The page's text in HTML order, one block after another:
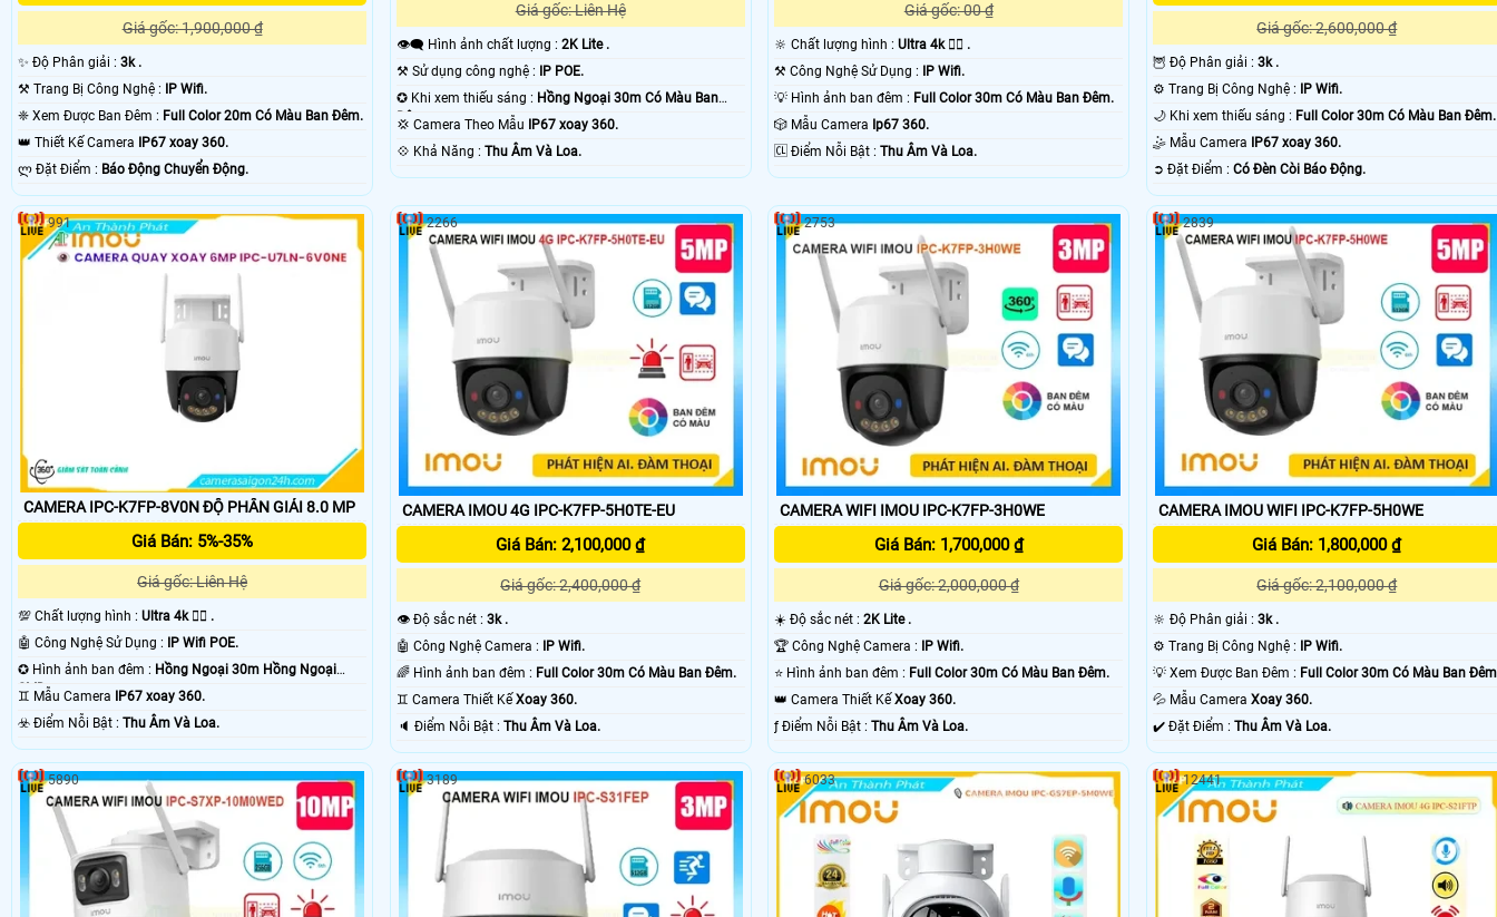
Giá gốc: 1,900,000 ₫
✨ Độ Phân giải : 3k .
⚒ Trang Bị Công Nghệ :
IP Wifi.
❈ Xem Được Ban Đêm : Full Color 20m Có Màu Ban Ðêm.
👑 Thiết Kế Camera
IP67 xoay 360.
️ლ Đặt Điểm : Báo Động Chuyển Động.
Giá gốc: Liên Hệ
👁️‍🗨 Hình ảnh chất lượng : 2K Lite .
⚒ Sử dụng công nghệ :
IP POE.
✪ Khi xem thiếu sáng : Hồng Ngoại 30m Có Màu Ban
Ðêm.💢 Camera Theo Mẫu
IP67 xoay 360.
️💠 Khả Năng : Thu Âm Và Loa.
Giá gốc: 00 ₫
🔆 Chất lượng hình :Ultra 4k 👍🏾 .
⚒ Công Nghệ Sử Dụng :
IP Wifi.
💡 Hình ảnh ban đêm : Full Color 30m Có Màu Ban Ðêm.
🎲 Mẫu Camera Ip67 360.
️🆑 Điểm Nỗi Bật :Thu Âm Và Loa.
Giá gốc: 2,600,000 ₫
🦉 Độ Phân giải : 3k .
⚙ Trang Bị Công Nghệ :
IP Wifi.
🌙 Khi xem thiếu sáng : Full Color 30m Có Màu Ban Ðêm.
🤹 Mẫu Camera
IP67 xoay 360.
️➲ Đặt Điểm : Có Ðèn Còi Báo Động.
CAMERA IPC-K7FP-8V0N ĐỘ PHÂN GIẢI 8.0 MP
Giá Bán: 5%-35%
Giá gốc: Liên Hệ
💯 Chất lượng hình : Ultra 4k 👍🏾 .
🤖️ Công Nghệ Sử Dụng : IP Wifi POE.
✪ Hình ảnh ban đêm : Hồng Ngoại 30m Hồng Ngoại
SMD.♊ Mẫu Camera IP67 xoay 360.
️☣️ Điểm Nỗi Bật : Thu Âm Và Loa.
991
CAMERA IMOU 4G IPC-K7FP-5H0TE-EU
Giá Bán: 2,100,000 ₫
Giá gốc: 2,400,000 ₫
👁 Độ sắc nét : 3k .
🤖️ Công Nghệ Camera :
IP Wifi.
🌈 Hình ảnh ban đêm : Full Color 30m Có Màu Ban Ðêm.
♊ Camera Thiết Kế Xoay 360.
️🔈 Điểm Nỗi Bật : Thu Âm Và Loa.
2266
CAMERA WIFI IMOU IPC-K7FP-3H0WE
Giá Bán: 1,700,000 ₫
Giá gốc: 2,000,000 ₫
☀️ Độ sắc nét :2K Lite .
🏆 Công Nghệ Camera :
IP Wifi.
⭐ Hình ảnh ban đêm : Full Color 30m Có Màu Ban Ðêm.
👑 Camera Thiết KếXoay 360.
️ƒ Điểm Nỗi Bật :Thu Âm Và Loa.
2753
CAMERA IMOU WIFI IPC-K7FP-5H0WE
Giá Bán: 1,800,000 ₫
Giá gốc: 2,100,000 ₫
🔆 Độ Phân giải : 3k .
⚙ Trang Bị Công Nghệ :
IP Wifi.
💡 Xem Được Ban Đêm : Full Color 30m Có Màu Ban
💦 Mẫu Camera Xoay 360.
️✔️ Đặt Điểm : Thu Âm Và Loa.
2839
5890 3189 6033 12441